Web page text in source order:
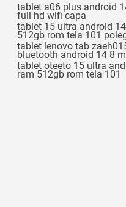
tablet a06 plus android
full hd wifi capa
tablet 15 ultra android
512gb rom tela 101
tablet lenovo tab
bluetooth android 14 8
tablet oteeto 15 ultra
ram 512gb rom tela 101